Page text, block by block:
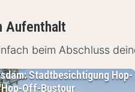
Aufenthalt
beim Abschluss
Stadtbesichtigung Hop-
Off-Bustour